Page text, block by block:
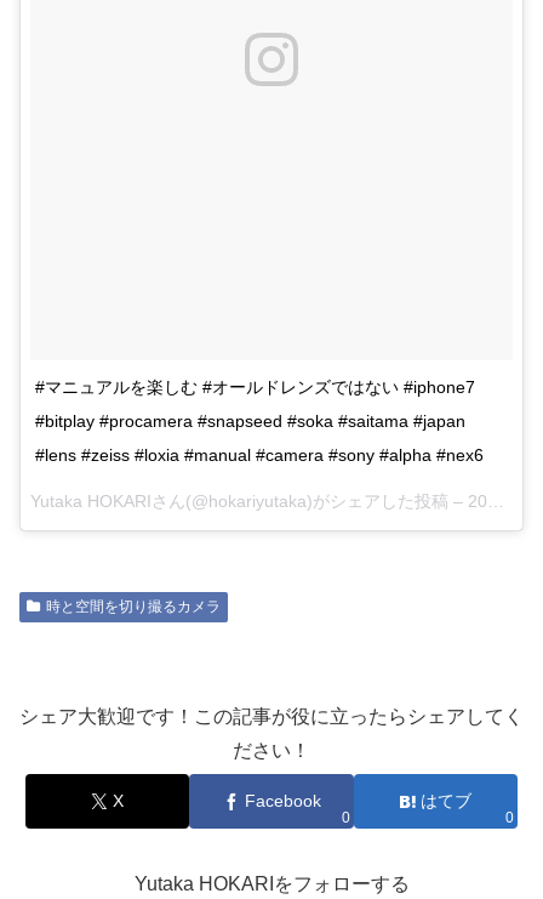
#マニュアルを楽しむ #オールドレンズではない #iphone7
#bitplay #procamera #snapseed #soka #saitama #japan
#lens #zeiss #loxia #manual #camera #sony #alpha #nex6
Yutaka HOKARIさん(@hokariyutaka)がシェアした投稿 – 2017 9月 12 5:28午後 PDT
時と空間を切り撮るカメラ
シェア大歓迎です！この記事が役に立ったらシェアしてく
ださい！
X Facebook
0
はてブ
0
Yutaka HOKARIをフォローする